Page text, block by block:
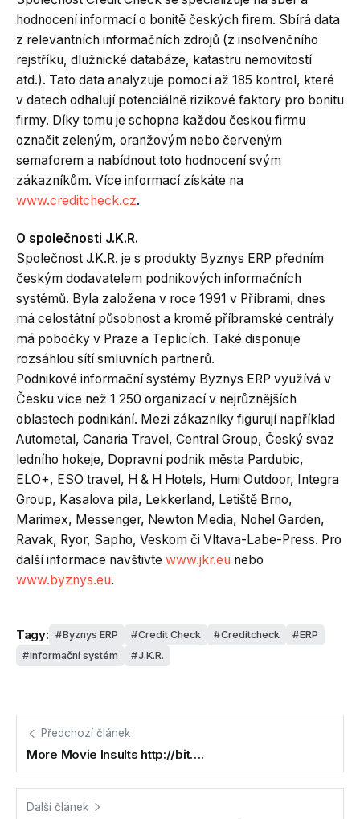
hodnocení informací o bonitě českých firem. Sbírá data
z relevantních informačních zdrojů (z insolvenčního
rejstříku, dlužnické databáze, katastru nemovitostí
atd.). Tato data analyzuje pomocí až 185 kontrol, které
v datech odhalují potenciálně rizikové faktory pro bonitu
firmy. Díky tomu je schopna každou českou firmu
označit zeleným, oranžovým nebo červeným
semaforem a nabídnout toto hodnocení svým
zákazníkům. Více informací získáte na
www.creditcheck.cz.
O společnosti J.K.R.
Společnost J.K.R. je s produkty Byznys ERP předním
českým dodavatelem podnikových informačních
systémů. Byla založena v roce 1991 v Příbrami, dnes
má celostátní působnost a kromě příbramské centrály
má pobočky v Praze a Teplicích. Také disponuje
rozsáhlou sítí smluvních partnerů.
Podnikové informační systémy Byznys ERP využívá v
Česku více než 1 250 organizací v nejrůznějších
oblastech podnikání. Mezi zákazníky figurují například
Autometal, Canaria Travel, Central Group, Český svaz
ledního hokeje, Dopravní podnik města Pardubic,
ELO+, ESO travel, H & H Hotels, Humi Outdoor, Integra
Group, Kasalova pila, Lekkerland, Letiště Brno,
Marimex, Messenger, Newton Media, Nohel Garden,
Ravak, Ryor, Sapho, Veskom či Vltava-Labe-Press. Pro
další informace navštivte www.jkr.eu nebo
www.byznys.eu.
Tagy: Byznys ERP Credit Check Creditcheck
ERP
informační systém
J.K.R.
Předchozí článek
More Movie Insults http://bit….
Další článek